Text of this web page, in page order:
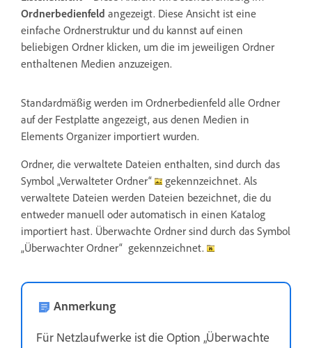
Ordnerbedienfeld angezeigt. Diese Ansicht ist eine
einfache Ordnerstruktur und du kannst auf einen
beliebigen Ordner klicken, um die im jeweiligen Ordner
enthaltenen Medien anzuzeigen.
Standardmäßig werden im Ordnerbedienfeld alle Ordner
auf der Festplatte angezeigt, aus denen Medien in
Elements Organizer importiert wurden.
Ordner, die verwaltete Dateien enthalten, sind durch das
Symbol „Verwalteter Ordner“
gekennzeichnet. Als
verwaltete Dateien werden Dateien bezeichnet, die du
entweder manuell oder automatisch in einen Katalog
importiert hast. Überwachte Ordner sind durch das Symbol
„Überwachter Ordner“ gekennzeichnet.
Anmerkung
Für Netzlaufwerke ist die Option „Überwachte